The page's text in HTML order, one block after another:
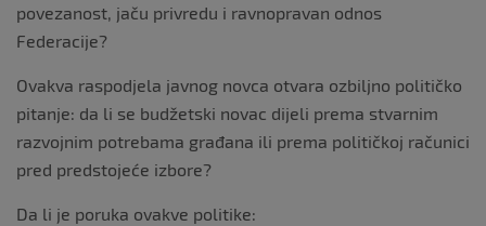
povezanost, jaču privredu i ravnopravan odnos
Federacije?
Ovakva raspodjela javnog novca otvara ozbiljno političko
pitanje: da li se budžetski novac dijeli prema stvarnim
razvojnim potrebama građana ili prema političkoj računici
pred predstojeće izbore?
Da li je poruka ovakve politike: